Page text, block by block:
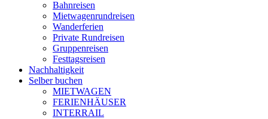
Bahnreisen
Mietwagenrundreisen
Wanderferien
Private Rundreisen
Gruppenreisen
Festtagsreisen
Nachhaltigkeit
Selber buchen
MIETWAGEN
FERIENHÄUSER
INTERRAIL